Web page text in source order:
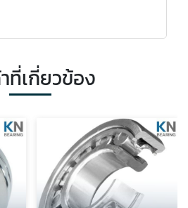
ที่เกี่ยวข้อง